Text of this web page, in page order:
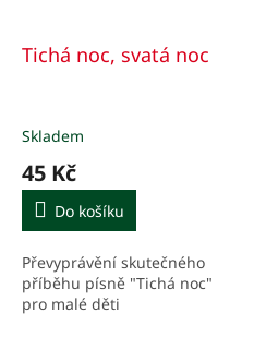
Tichá noc, svatá noc
Skladem
45 Kč
Do košíku
Převyprávění skutečného
příběhu písně "Tichá noc"
pro malé děti